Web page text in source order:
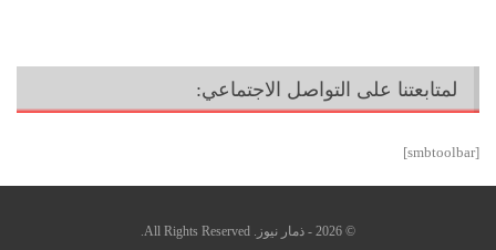
لمتابعتنا على التواصل الاجتماعي:
[smbtoolbar]
© 2026 - ذمار نيوز. All Rights Reserved.